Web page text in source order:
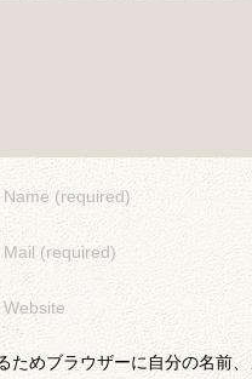
Name (required)
Mail (required)
Website
ためブラウザーに自分の名前